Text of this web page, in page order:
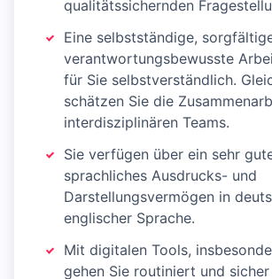
qualitätssichernden
Eine selbstständige,
verantwortungsbewusste
für Sie selbstverständlich.
schätzen Sie die
interdisziplinären Teams.
Sie verfügen über ein sehr
sprachliches Ausdrucks- und
Darstellungsvermögen in
englischer Sprache.
Mit digitalen Tools,
gehen Sie routiniert und sicher